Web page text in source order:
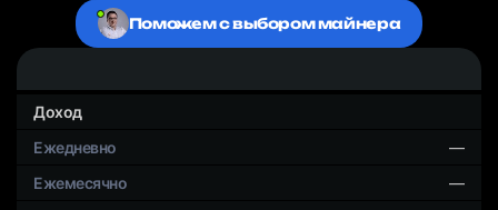
Поможем с выбором майнера
Доход
—
—